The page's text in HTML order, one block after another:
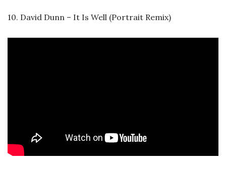
10. David Dunn – It Is Well (Portrait Remix)